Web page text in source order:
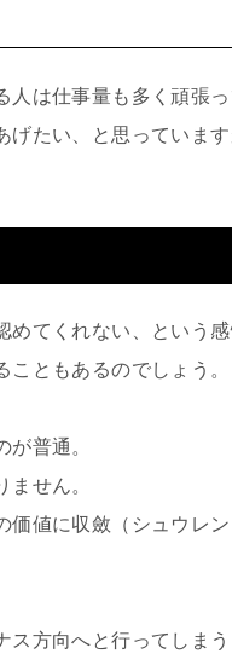
は仕事量も多く頑張っ
げたい、と思っていま
めてくれない、という
ともあるのでしょう。
が普通。
せん。
値に収斂（シュウレン
ス方向へと行ってしま